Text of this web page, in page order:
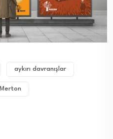
aykırı davranışlar
Merton